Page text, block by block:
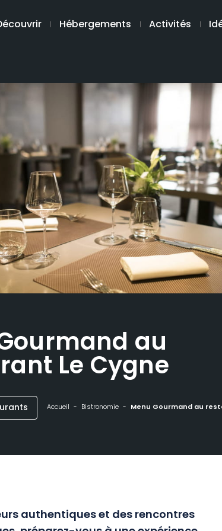
Hébergements Activités
au
Le Cygne
Accueil Bistronomie Menu Gourmand au
authentiques et des rencontres